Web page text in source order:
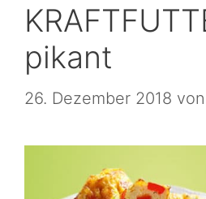
pikant
26. Dezember 2018 von